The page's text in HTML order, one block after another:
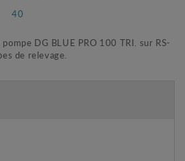
40
DG BLUE PRO 100 TRI. sur RS-
de relevage.